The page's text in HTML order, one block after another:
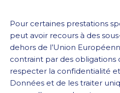
Pour certaines prestations
peut avoir recours à des
dehors de l’Union
contraint par des obligations
respecter la confidentialité
Données et de les traiter